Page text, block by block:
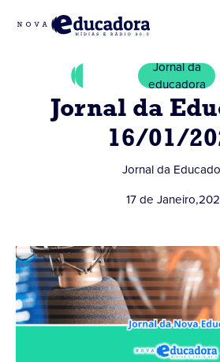
Jornal da
educadora
Jornal da
16/01/
Jornal da
17 de Janeiro,